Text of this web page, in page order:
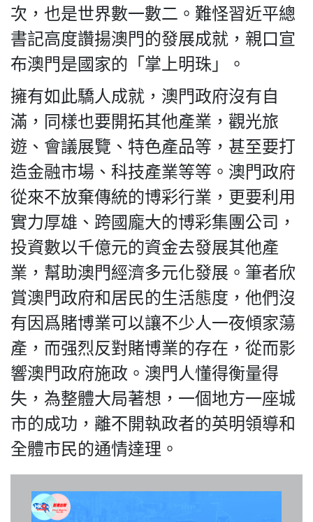
隱
政
策
及
責
聲
明
©
2018
Silent
Majority
For
HK.
All
rights
reserved.
次，也是世界數一數二。難怪習近平總
書記高度讚揚澳門的發展成就，親口宣
布澳門是國家的「掌上明珠」。
擁有如此驕人成就，澳門政府沒有自
滿，同樣也要開拓其他產業，觀光旅
遊、會議展覽、特色產品等，甚至要打
造金融市場、科技產業等等。澳門政府
從來不放棄傳統的博彩行業，更要利用
實力厚雄、跨國龐大的博彩集團公司，
投資數以千億元的資金去發展其他產
業，幫助澳門經濟多元化發展。筆者欣
賞澳門政府和居民的生活態度，他們沒
有因爲賭博業可以讓不少人一夜傾家蕩
產，而强烈反對賭博業的存在，從而影
響澳門政府施政。澳門人懂得衡量得
失，為整體大局著想，一個地方一座城
市的成功，離不開執政者的英明領導和
全體市民的通情達理。